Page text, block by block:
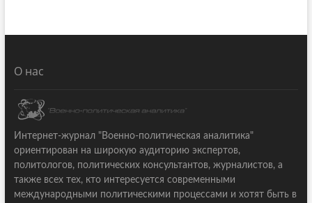
О нас
Интернет-журнал "Военно-политическая аналитика"
ориентирован на широкую аудиторию экспертов,
политологов, политических консультантов, журналистов, а
также всех тех, кто интересуется современными
международными политическими процессами и хотят быть в